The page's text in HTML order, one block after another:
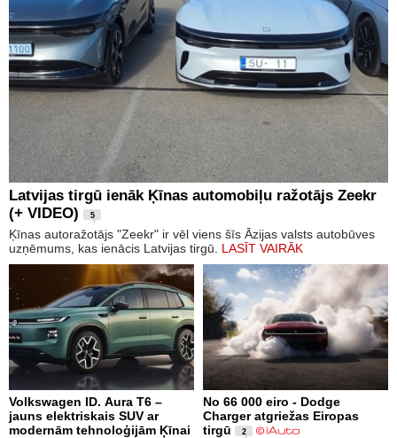
Latvijas tirgū ienāk Ķīnas automobiļu ražotājs Zeekr
(+ VIDEO)
5
Ķīnas autoražotājs "Zeekr" ir vēl viens šīs Āzijas valsts autobūves
uzņēmums, kas ienācis Latvijas tirgū. LASĪT VAIRĀK
Volkswagen ID. Aura T6 –
jauns elektriskais SUV ar
modernām tehnoloģijām Ķīnai
No 66 000 eiro - Dodge
Charger atgriežas Eiropas
tirgū
2